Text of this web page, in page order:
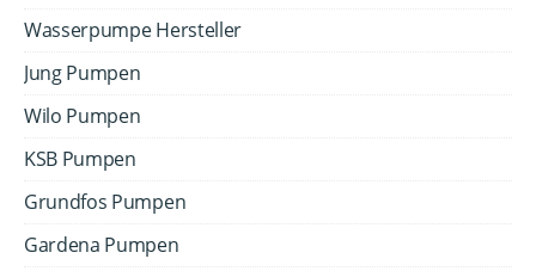
Wasserpumpe Hersteller
Jung Pumpen
Wilo Pumpen
KSB Pumpen
Grundfos Pumpen
Gardena Pumpen